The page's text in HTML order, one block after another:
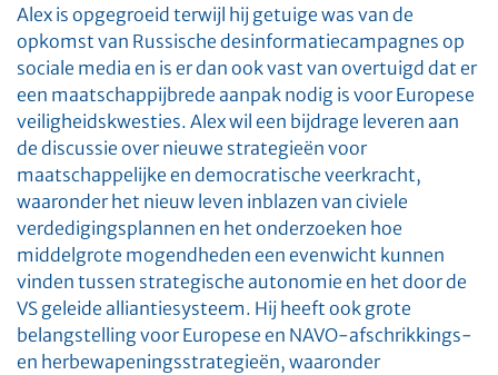
Alex is opgegroeid terwijl hij getuige was van de
opkomst van Russische desinformatiecampagnes op
sociale media en is er dan ook vast van overtuigd dat er
een maatschappijbrede aanpak nodig is voor Europese
veiligheidskwesties. Alex wil een bijdrage leveren aan
de discussie over nieuwe strategieën voor
maatschappelijke en democratische veerkracht,
waaronder het nieuw leven inblazen van civiele
verdedigingsplannen en het onderzoeken hoe
middelgrote mogendheden een evenwicht kunnen
vinden tussen strategische autonomie en het door de
VS geleide alliantiesysteem. Hij heeft ook grote
belangstelling voor Europese en NAVO-afschrikkings-
en herbewapeningsstrategieën, waaronder